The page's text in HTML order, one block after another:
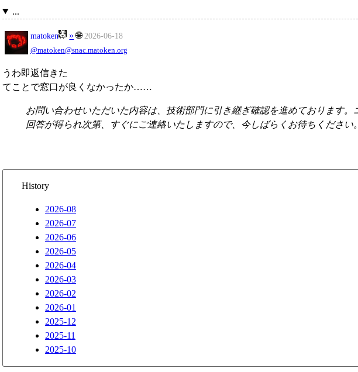
...
matoken » 🌐 2026-06-18
@matoken@snac.matoken.org
うわ即返信きた
てことで窓口が良くなかったか……
お問い合わせいただいた内容は、技術部門に引き継ぎ確認を進めております。
回答が得られ次第、すぐにご連絡いたしますので、今しばらくお待ちください。
History
2026-08
2026-07
2026-06
2026-05
2026-04
2026-03
2026-02
2026-01
2025-12
2025-11
2025-10